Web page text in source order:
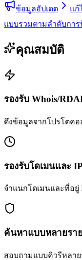
ข้อมูลอัปเดต
แก้
แบบรวมตามลำดับกา
คุณสมบัติ
รองรับ Whois/
ดึงข้อมูลจากโปรโตคอ
รองรับโดเมนและ IP
จำแนกโดเมนและที่อยู่
ค้นหาแบบหลายรา
สอบถามแบบคิวรีหลา